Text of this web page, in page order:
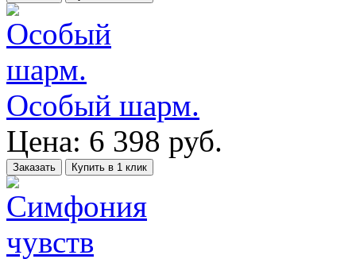
Особый шарм.
Цена: 6 398 руб.
Заказать Купить в 1 клик